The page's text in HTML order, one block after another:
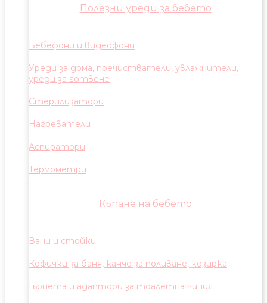
Полезни уреди за бебето
Бебефони и видеофони
Уреди за дома, пречистватели, увлажнители,
уреди за готвене
Стерилизатори
Нагреватели
Аспиратори
Термометри
Къпане на бебето
Вани и стойки
Кофички за баня, канче за поливане, козирка
Гърнета и адаптори за тоалетна чиния